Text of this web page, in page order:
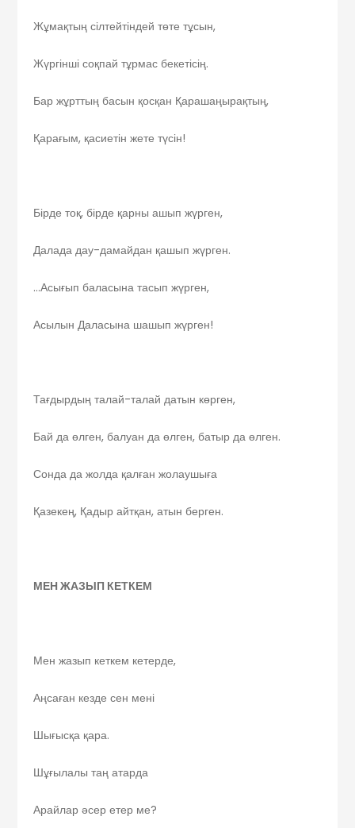
Жұмақтың сілтейтіндей төте тұсын,
Жүргінші соқпай тұрмас бекетісің.
Бар жұрттың басын қосқан Қарашаңырақтың,
Қарағым, қасиетін жете түсін!
Бірде тоқ, бірде қарны ашып жүрген,
Далада дау-дамайдан қашып жүрген.
…Асығып баласына тасып жүрген,
Асылын Даласына шашып жүрген!
Тағдырдың талай-талай датын көрген,
Бай да өлген, балуан да өлген, батыр да өлген.
Сонда да жолда қалған жолаушыға
Қазекең, Қадыр айтқан, атын берген.
МЕН ЖАЗЫП КЕТКЕМ
Мен жазып кеткем кетерде,
Аңсаған кезде сен мені
Шығысқа қара.
Шұғылалы таң атарда
Арайлар әсер етер ме?